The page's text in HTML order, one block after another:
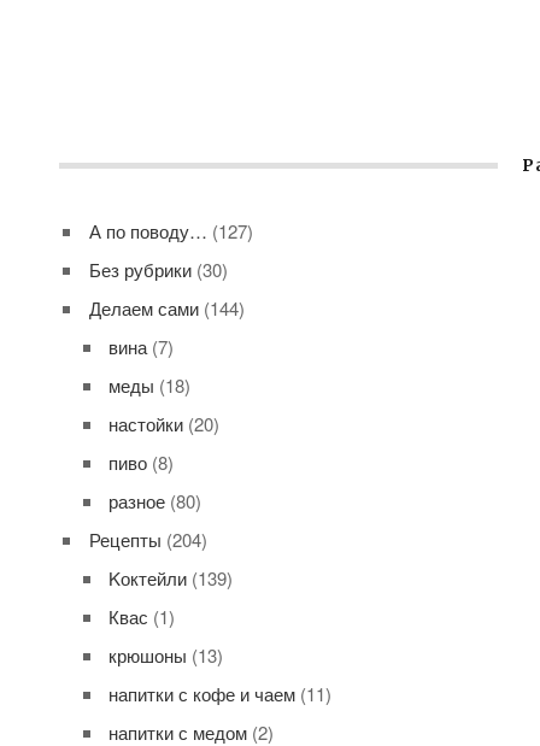
А по поводу… (127)
Без рубрики (30)
Делаем сами (144)
вина (7)
меды (18)
настойки (20)
пиво (8)
разное (80)
Рецепты (204)
Kоктейли (139)
Квас (1)
крюшоны (13)
напитки с кофе и чаем (11)
напитки с медом (2)